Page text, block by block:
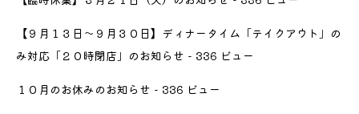
【９月１３日〜９月３０日】ディナータイム「テイクアウト」の
み対応「２０時閉店」のお知らせ - 336 ビュー
１０月のお休みのお知らせ - 336 ビュー